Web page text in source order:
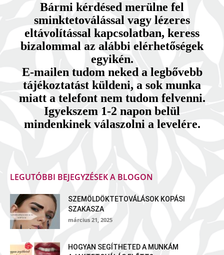
Bármi kérdésed merülne fel
sminktetoválással vagy lézeres
eltávolítással kapcsolatban, keress
bizalommal az alábbi elérhetőségek
egyikén.
E-mailen tudom neked a legbővebb
tájékoztatást küldeni, a sok munka
miatt a telefont nem tudom felvenni.
Igyekszem 1-2 napon belül
mindenkinek válaszolni a levelére.
LEGUTÓBBI BEJEGYZÉSEK A BLOGON
SZEMÖLDÖKTETOVÁLÁSOK KOPÁSI
SZAKASZA
március 21, 2025
HOGYAN SEGÍTHETED A MUNKÁM